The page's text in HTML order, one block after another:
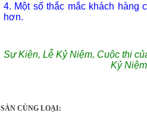
4. Một số thắc mắc khách hàng
hơn.
Sự Kiện, Lễ Kỷ Niệm, Cuộc thi
Kỷ
SẢN CÙNG LOẠI: